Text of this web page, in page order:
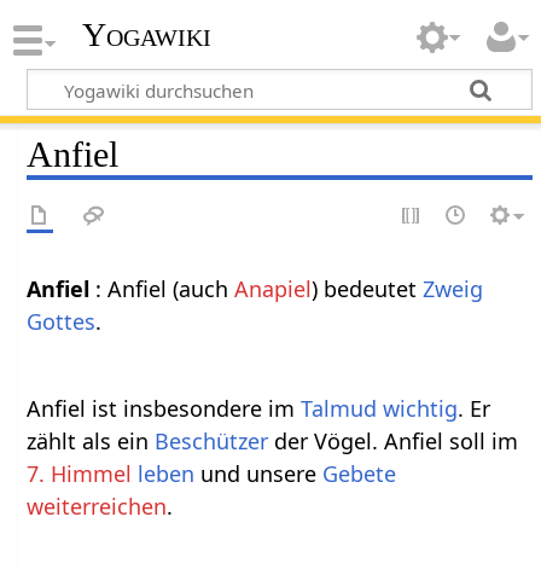
Yogawiki
Anfiel
Anfiel : Anfiel (auchAnapiel) bedeutetZweig
Gottes.
Anfiel ist insbesondere imTalmud wichtig. Er
zählt als ein Beschützer der Vögel. Anfiel soll im
7. Himmel leben und unsere Gebete
weiterreichen.